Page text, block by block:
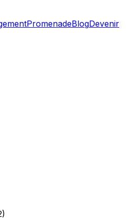
PromenadeBlogDevenir
)